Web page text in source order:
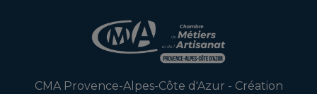
CMA Provence-Alpes-Côte d'Azur - Création